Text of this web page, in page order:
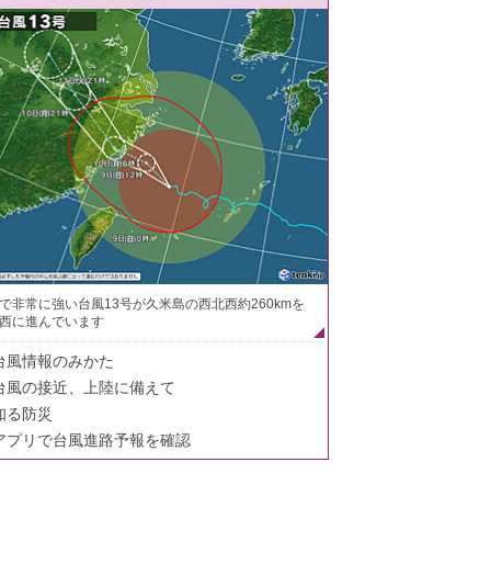
非常に強い台風13号が久米島の西北西約260kmを
に進んでいます
風情報のみかた
風の接近、上陸に備えて
る防災
プリで台風進路予報を確認